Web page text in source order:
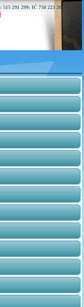
515 291 299; IČ 750 223 20